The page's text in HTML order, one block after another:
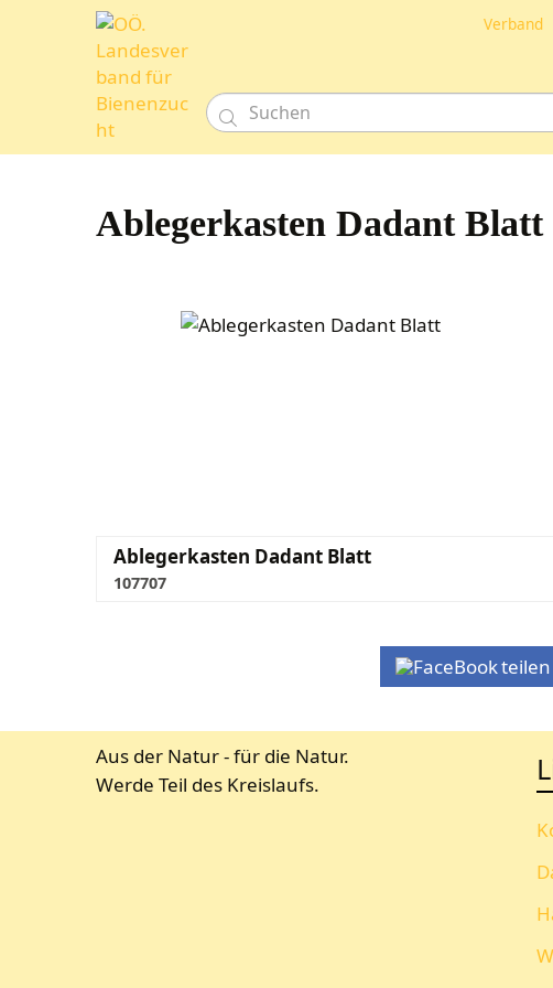
Verband

Ablegerkasten Dadant Blatt
Ablegerkasten Dadant Blatt
107707
teilen
Aus der Natur - für die Natur.
Werde Teil des Kreislaufs.